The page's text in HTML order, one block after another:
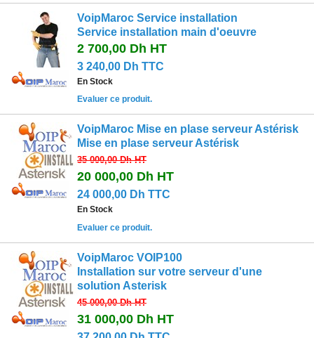
VoipMaroc Service installation
Service installation main d'oeuvre
2 700,00 Dh HT
3 240,00 Dh TTC
En Stock
Evaluer ce produit.
VoipMaroc Mise en plase serveur Astérisk
Mise en plase serveur Astérisk
35 000,00 DhHT
20 000,00 Dh HT
24 000,00 Dh TTC
En Stock
Evaluer ce produit.
VoipMaroc VOIP100
Installation sur votre serveur d'une
solution Asterisk
45 000,00 DhHT
31 000,00 Dh HT